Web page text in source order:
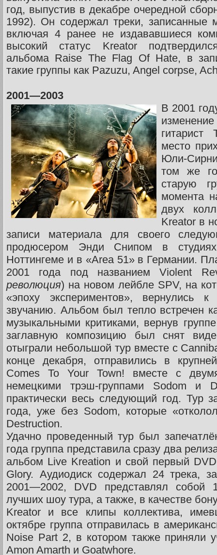
год, выпустив в декабре очередной
1992). Он содержал треки, записанные
включая 4 ранее не издававшиеся
высокий статус Kreator
альбома Raise The Flag Of Hate, в
такие группы как Pazuzu, Angel corpse,
2001—2003
В 2001
место
Юли-
том же
старую
момента
двух
Kreator в
записи материала для своего
продюсером Энди Снипом в
Ноттингеме и в «Area 51» в Германии.
2001 года под названием Violent
революция) на новом лейбле SPV, на
«эпоху экспериментов», вернулись к
звучанию. Альбом был тепло встречен
музыкальными критиками, вернув
заглавную композицию был снят
отыграли небольшой тур вместе с
конце декабря, отправились в
Comes To Your Town! вместе с
немецкими трэш-группами Sodom и
практически весь следующий год. Тур
года, уже без Sodom, которые
Destruction.
Удачно проведенный тур был
года группа представила сразу два
альбом Live Kreation и свой первый
Glory. Аудиодиск содержал 24 трека,
2001—2002, DVD представлял собой
лучших шоу тура, а также, в качестве
Kreator и все клипы коллектива,
октябре группа отправилась в
Noise Part 2, в котором также приняли
Amon Amarth и Goatwhore.